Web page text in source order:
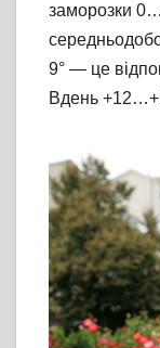
заморозки
9° — це
Вдень